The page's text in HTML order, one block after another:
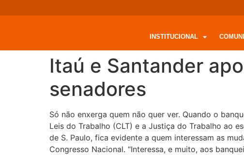
INSTITUCIONAL
Itaú e Santander
senadores
Só não enxerga quem não quer ver. Quando o
Leis do Trabalho (CLT) e a Justiça do Trabalho ao
de S. Paulo, fica evidente a quem interessam as
Congresso Nacional. “Interessa, e muito, aos